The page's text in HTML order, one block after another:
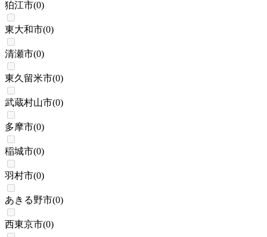
狛江市(0)
東大和市(0)
清瀬市(0)
東久留米市(0)
武蔵村山市(0)
多摩市(0)
稲城市(0)
羽村市(0)
あきる野市(0)
西東京市(0)